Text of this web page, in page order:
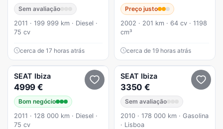
Sem avaliação
2011 · 199 999 km · Diesel ·
75 cv
cerca de 17 horas atrás
Preço justo
2002 · 201 km · 64 cv · 1198
cm³
cerca de 19 horas atrás
SEAT Ibiza
4999 €
Bom negócio
2011 · 128 000 km · Diesel ·
75 cv
SEAT Ibiza
3350 €
Sem avaliação
2010 · 178 000 km · Gasolina
· Lisboa